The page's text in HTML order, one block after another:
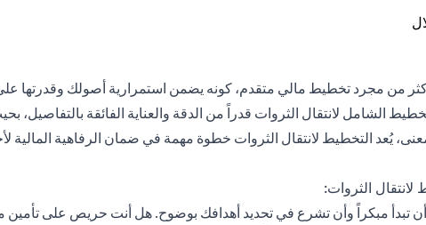
من مجرد تخطيط مالي متقدم، كونه يضمن استمرارية أصولك وقدرتها على
الشامل لانتقال الثروات قدراً من الدقة والعناية الفائقة بالتفاصيل،
يُعد التخطيط لانتقال الثروات خطوة مهمة في ضمان الرفاهية المالية
لانتقال الثروات:
تبدأ مبكراً وأن تشرع في تحديد أهدافك بوضوح. هل أنت حريص على تأمين